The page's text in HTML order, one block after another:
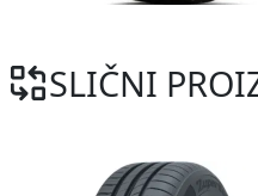
SLIČNI